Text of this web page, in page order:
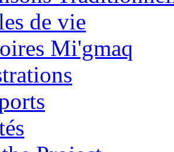
de vie
Mi'gmaq